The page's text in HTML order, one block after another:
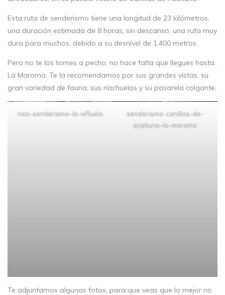
Esta ruta de senderismo tiene una longitud de 23 kilómetros,
una duración estimada de 8 horas, sin descanso, una ruta muy
dura para muchos, debido a su desnivel de 1.400 metros.
Pero no te los tomes a pecho, no hace falta que llegues hasta
La Maroma. Te la recomendamos por sus grandes vistas, su
gran variedad de fauna, sus riachuelos y su pasarela colgante.
ruta-senderismo-la-viñuela
senderismo-canillas-de-
aceituno-la-maroma
Te adjuntamos algunas fotos, para que veas que lo mejor no